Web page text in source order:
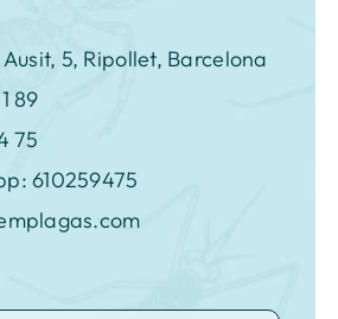
5, Ripollet, Barcelona
89
75
610259475